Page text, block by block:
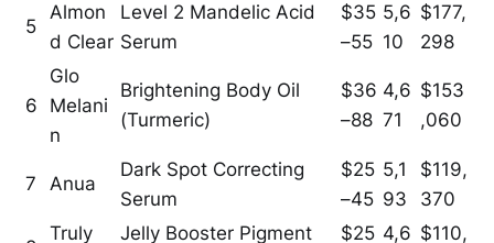
5
Almon
d Clear
Level 2 Mandelic Acid
Serum
$35
–55
5,6
10
$177,
298
6
Glo
Melani
n
Brightening Body Oil
(Turmeric)
$36
–88
4,6
71
$153
,060
7 Anua
Dark Spot Correcting
Serum
$25
–45
5,1
93
$119,
370
Truly
Jelly Booster Pigment
$25 4,6 $110,